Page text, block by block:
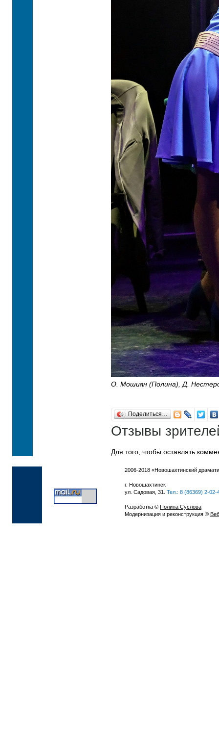
О. Мошиян (Полина), Д.
Поделиться…
Отзывы
Для того, чтобы оставлять
2006-2018 «Новошахтинский
г. Новошахтинск
ул. Садовая, 31. Тел.: 8 (86369) 2-02-
Разработка © Полина Суслова
Модернизация и реконструкция ©